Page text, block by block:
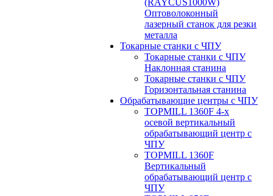
(RAYCUS1000W)
Оптоволоконный
лазерный станок для резки
металла
Токарные станки с ЧПУ
Токарные станки с ЧПУ
Наклонная станина
Токарные станки с ЧПУ
Горизонтальная станина
Обрабатывающие центры с ЧПУ
TOPMILL 1360F 4-x
осевой вертикальный
обрабатывающий центр с
ЧПУ
TOPMILL 1360F
Вертикальный
обрабатывающий центр с
ЧПУ